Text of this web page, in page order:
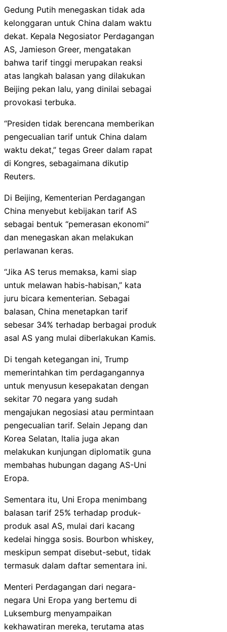
Gedung Putih menegaskan tidak ada
kelonggaran untuk China dalam waktu
dekat. Kepala Negosiator Perdagangan
AS, Jamieson Greer, mengatakan
bahwa tarif tinggi merupakan reaksi
atas langkah balasan yang dilakukan
Beijing pekan lalu, yang dinilai sebagai
provokasi terbuka.
“Presiden tidak berencana memberikan
pengecualian tarif untuk China dalam
waktu dekat,” tegas Greer dalam rapat
di Kongres, sebagaimana dikutip
Reuters.
Di Beijing, Kementerian Perdagangan
China menyebut kebijakan tarif AS
sebagai bentuk “pemerasan ekonomi”
dan menegaskan akan melakukan
perlawanan keras.
“Jika AS terus memaksa, kami siap
untuk melawan habis-habisan,” kata
juru bicara kementerian. Sebagai
balasan, China menetapkan tarif
sebesar 34% terhadap berbagai produk
asal AS yang mulai diberlakukan Kamis.
Di tengah ketegangan ini, Trump
memerintahkan tim perdagangannya
untuk menyusun kesepakatan dengan
sekitar 70 negara yang sudah
mengajukan negosiasi atau permintaan
pengecualian tarif. Selain Jepang dan
Korea Selatan, Italia juga akan
melakukan kunjungan diplomatik guna
membahas hubungan dagang AS-Uni
Eropa.
Sementara itu, Uni Eropa menimbang
balasan tarif 25% terhadap produk-
produk asal AS, mulai dari kacang
kedelai hingga sosis. Bourbon whiskey,
meskipun sempat disebut-sebut, tidak
termasuk dalam daftar sementara ini.
Menteri Perdagangan dari negara-
negara Uni Eropa yang bertemu di
Luksemburg menyampaikan
kekhawatiran mereka, terutama atas